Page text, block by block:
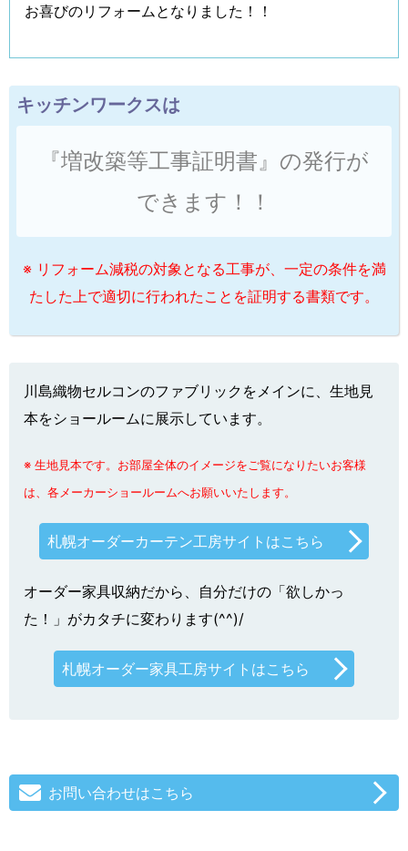
お喜びのリフォームとなりました！！
キッチンワークスは
『増改築等工事証明書』の発行が
できます！！
※ リフォーム減税の対象となる工事が、一定の条件を満
たした上で適切に行われたことを証明する書類です。
川島織物セルコンのファブリックをメインに、生地見
本をショールームに展示しています。
※ 生地見本です。お部屋全体のイメージをご覧になりたいお客様
は、各メーカーショールームへお願いいたします。
札幌オーダーカーテン工房サイトはこちら
オーダー家具収納だから、自分だけの「欲しかっ
た！」がカタチに変わります(^^)/
札幌オーダー家具工房サイトはこちら
お問い合わせはこちら